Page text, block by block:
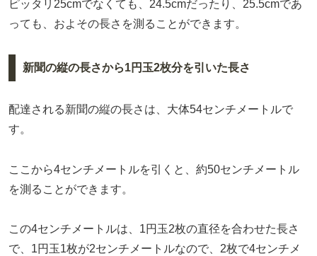
ピッタリ25cmでなくても、24.5cmだったり、25.5cmであ
っても、およその長さを測ることができます。
新聞の縦の長さから1円玉2枚分を引いた長さ
配達される新聞の縦の長さは、大体54センチメートルで
す。
ここから4センチメートルを引くと、約50センチメートル
を測ることができます。
この4センチメートルは、1円玉2枚の直径を合わせた長さ
で、1円玉1枚が2センチメートルなので、2枚で4センチメ